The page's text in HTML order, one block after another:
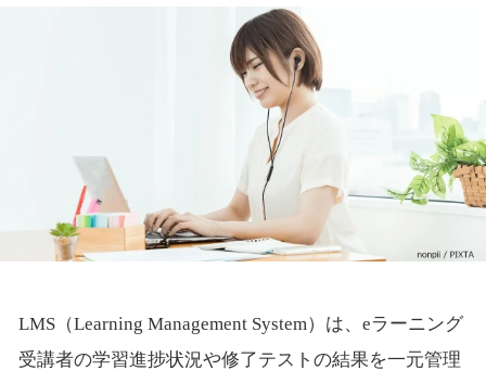
LMS（Learning Management System）は、eラーニング
受講者の学習進捗状況や修了テストの結果を一元管理